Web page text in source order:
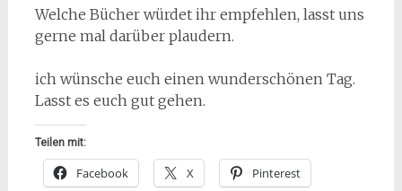
Welche Bücher würdet ihr empfehlen, lasst uns
gerne mal darüber plaudern.
ich wünsche euch einen wunderschönen Tag.
Lasst es euch gut gehen.
Teilen mit:
Facebook X Pinterest